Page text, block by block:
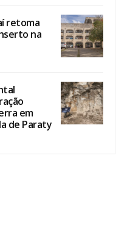
retoma
na
em
de Paraty